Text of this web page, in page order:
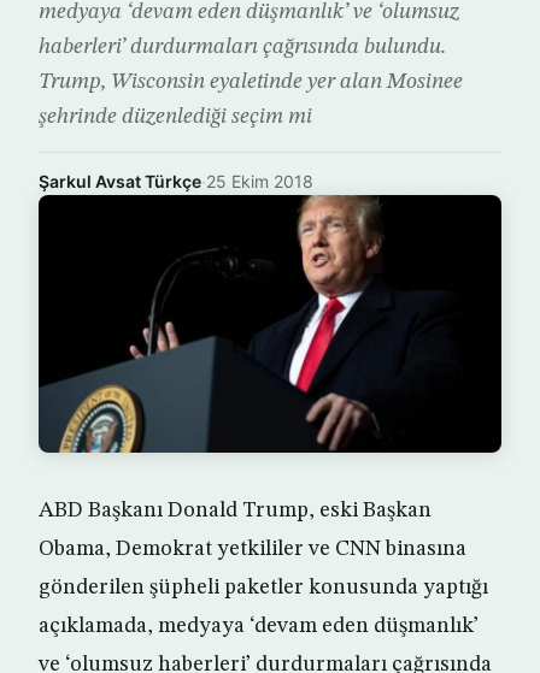
medyaya ‘devam eden düşmanlık’ ve ‘olumsuz
haberleri’ durdurmaları çağrısında bulundu.
Trump, Wisconsin eyaletinde yer alan Mosinee
şehrinde düzenlediği seçim mi
Şarkul Avsat Türkçe·25 Ekim 2018
ABD Başkanı Donald Trump, eski Başkan
Obama, Demokrat yetkililer ve CNN binasına
gönderilen şüpheli paketler konusunda yaptığı
açıklamada, medyaya ‘devam eden düşmanlık’
ve ‘olumsuz haberleri’ durdurmaları çağrısında